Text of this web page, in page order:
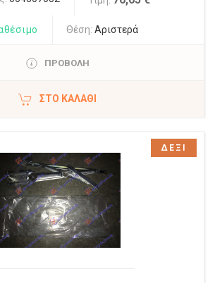
Θέση: Αριστερά
ΠΡΟΒΟΛΗ
ΣΤΟ ΚΑΛΆΘΙ
ΔΕΞΙ